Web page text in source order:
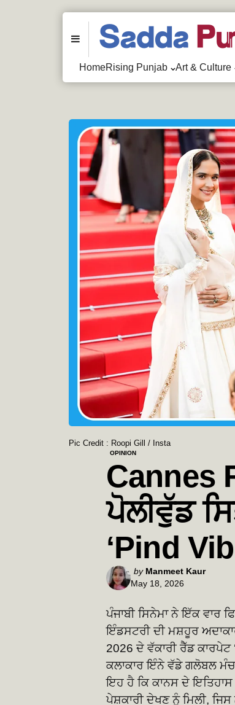
Menu
HomeRising Punjab Art & Culture
Pic Credit : Roopi Gill / Insta
OPINION
Cannes
ਪੋਲੀਵੁੱਡ
‘Pind
Posted
by
by Manmeet Kaur
May 18, 2026
ਪੰਜਾਬੀ ਸਿਨੇਮਾ ਨੇ ਇੱਕ ਵਾਰ
ਇੰਡਸਟਰੀ ਦੀ ਮਸ਼ਹੂਰ
2026 ਦੇ ਵੱਕਾਰੀ ਰੈੱਡ
ਕਲਾਕਾਰ ਇੰਨੇ ਵੱਡੇ ਗਲੋਬਲ
ਇਹ ਹੈ ਕਿ ਕਾਨਸ ਦੇ ਇਤਿਹਾਸ
ਪੇਸ਼ਕਾਰੀ ਦੇਖਣ ਨੂੰ ਮਿਲੀ, ਜਿਸ